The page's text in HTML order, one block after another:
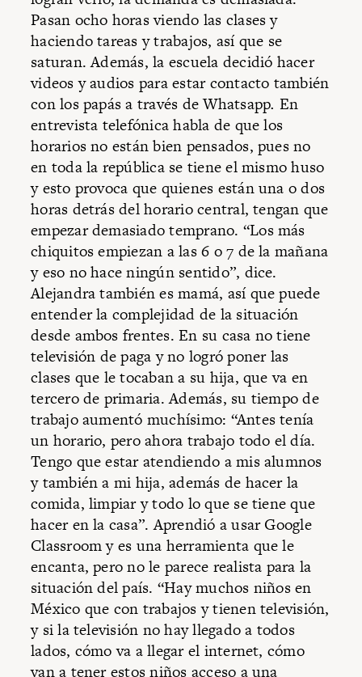
Pasan ocho horas viendo las clases y
haciendo tareas y trabajos, así que se
saturan. Además, la escuela decidió hacer
videos y audios para estar contacto también
con los papás a través de Whatsapp. En
entrevista telefónica habla de que los
horarios no están bien pensados, pues no
en toda la república se tiene el mismo huso
y esto provoca que quienes están una o dos
horas detrás del horario central, tengan que
empezar demasiado temprano. “Los más
chiquitos empiezan a las 6 o 7 de la mañana
y eso no hace ningún sentido”, dice.
Alejandra también es mamá, así que puede
entender la complejidad de la situación
desde ambos frentes. En su casa no tiene
televisión de paga y no logró poner las
clases que le tocaban a su hija, que va en
tercero de primaria. Además, su tiempo de
trabajo aumentó muchísimo: “Antes tenía
un horario, pero ahora trabajo todo el día.
Tengo que estar atendiendo a mis alumnos
y también a mi hija, además de hacer la
comida, limpiar y todo lo que se tiene que
hacer en la casa”. Aprendió a usar Google
Classroom y es una herramienta que le
encanta, pero no le parece realista para la
situación del país. “Hay muchos niños en
México que con trabajos y tienen televisión,
y si la televisión no hay llegado a todos
lados, cómo va a llegar el internet, cómo
van a tener estos niños acceso a una